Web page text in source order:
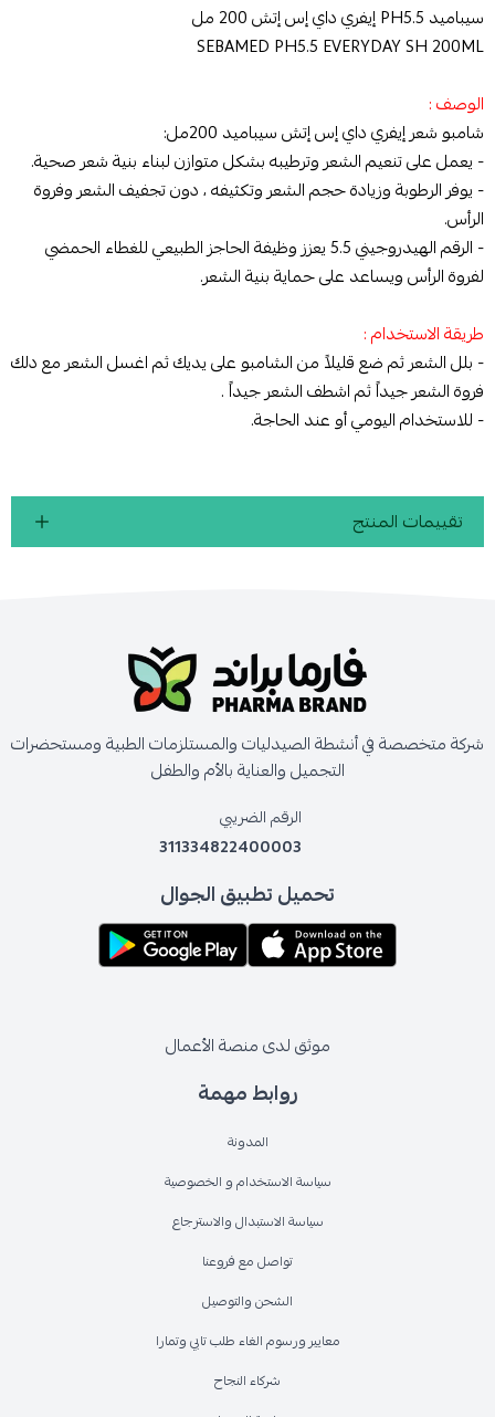
سيباميد PH5.5 إيفري داي إس إتش 200 مل
SEBAMED PH5.5 EVERYDAY SH 200ML
الوصف :
شامبو شعر إيفري داي إس إتش سيباميد 200مل:
- يعمل على تنعيم الشعر وترطيبه بشكل متوازن لبناء بنية شعر صحية.
- يوفر الرطوبة وزيادة حجم الشعر وتكثيفه ، دون تجفيف الشعر وفروة
الرأس.
- الرقم الهيدروجيني 5.5 يعزز وظيفة الحاجز الطبيعي للغطاء الحمضي
لفروة الرأس ويساعد على حماية بنية الشعر.
طريقة الاستخدام :
- بلل الشعر ثم ضع قليلاً من الشامبو على يديك ثم اغسل الشعر مع دلك
فروة الشعر جيداً ثم اشطف الشعر جيداً .
- للاستخدام اليومي أو عند الحاجة.
تقييمات المنتج
روابط مهمة
المدونة
سياسة الاستخدام و الخصوصية
سياسة الاستبدال والاسترجاع
تواصل مع فروعنا
الشحن والتوصيل
معايير ورسوم الغاء طلب تابي وتمارا
شركاء النجاح
شركة متخصصة في أنشطة الصيدليات والمستلزمات الطبية ومستحضرات
التجميل والعناية بالأم والطفل
الرقم الضريبي
311334822400003
تحميل تطبيق الجوال
موثق لدى منصة الأعمال